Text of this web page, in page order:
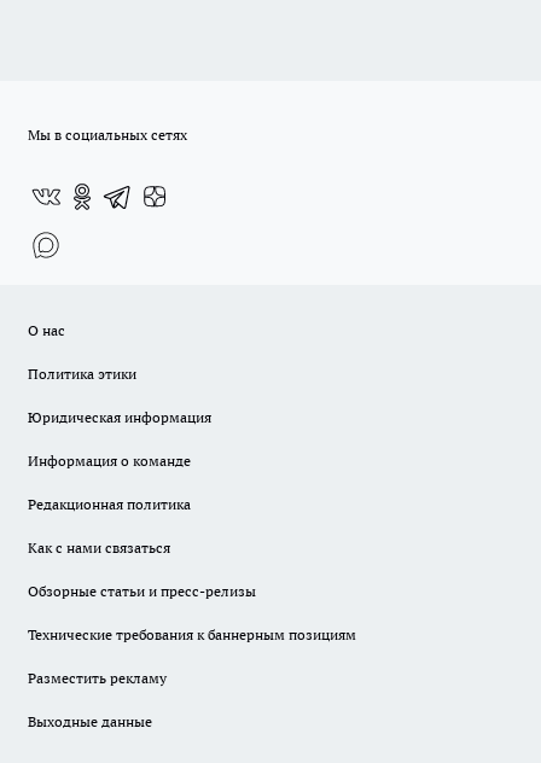
Мы в социальных сетях
О нас
Политика этики
Юридическая информация
Информация о команде
Редакционная политика
Как с нами связаться
Обзорные статьи и пресс-релизы
Технические требования к баннерным позициям
Разместить рекламу
Выходные данные